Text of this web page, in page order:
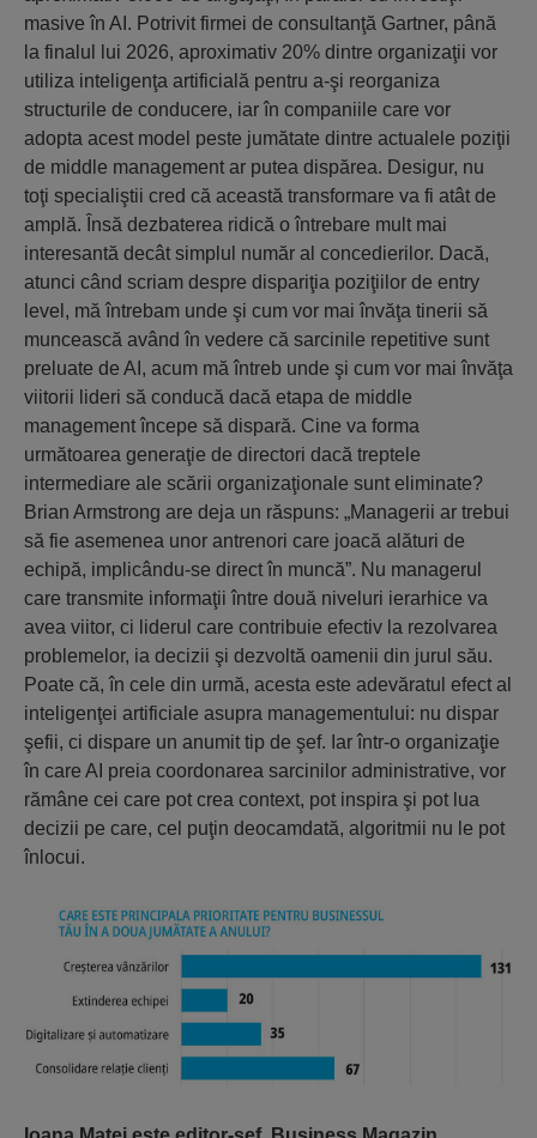
masive în AI. Potrivit firmei de consultanţă Gartner, până
la finalul lui 2026, aproximativ 20% dintre organizaţii vor
utiliza inteligenţa artificială pentru a-şi reorganiza
structurile de conducere, iar în companiile care vor
adopta acest model peste jumătate dintre actualele poziţii
de middle management ar putea dispărea. Desigur, nu
toţi specialiştii cred că această transformare va fi atât de
amplă. Însă dezbaterea ridică o întrebare mult mai
interesantă decât simplul număr al concedierilor. Dacă,
atunci când scriam despre dispariţia poziţiilor de entry
level, mă întrebam unde şi cum vor mai învăţa tinerii să
muncească având în vedere că sarcinile repetitive sunt
preluate de AI, acum mă întreb unde şi cum vor mai învăţa
viitorii lideri să conducă dacă etapa de middle
management începe să dispară. Cine va forma
următoarea generaţie de directori dacă treptele
intermediare ale scării organizaţionale sunt eliminate?
Brian Armstrong are deja un răspuns: „Managerii ar trebui
să fie asemenea unor antrenori care joacă alături de
echipă, implicându-se direct în muncă”. Nu managerul
care transmite informaţii între două niveluri ierarhice va
avea viitor, ci liderul care contribuie efectiv la rezolvarea
problemelor, ia decizii şi dezvoltă oamenii din jurul său.
Poate că, în cele din urmă, acesta este adevăratul efect al
inteligenţei artificiale asupra managementului: nu dispar
şefii, ci dispare un anumit tip de şef. Iar într-o organizaţie
în care AI preia coordonarea sarcinilor administrative, vor
rămâne cei care pot crea context, pot inspira şi pot lua
decizii pe care, cel puţin deocamdată, algoritmii nu le pot
înlocui.